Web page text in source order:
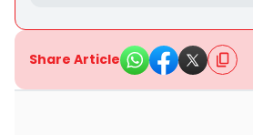
Share Article